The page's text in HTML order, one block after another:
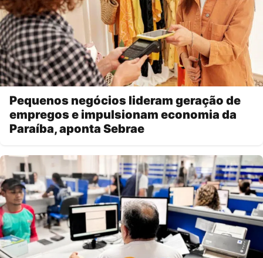
Pequenos negócios lideram geração de
empregos e impulsionam economia da
Paraíba, aponta Sebrae